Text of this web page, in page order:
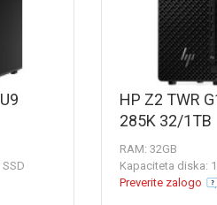
HP Z2 TWR
285K 32/1TB
RAM: 32GB
Kapaciteta diska:
Preverite zalogo